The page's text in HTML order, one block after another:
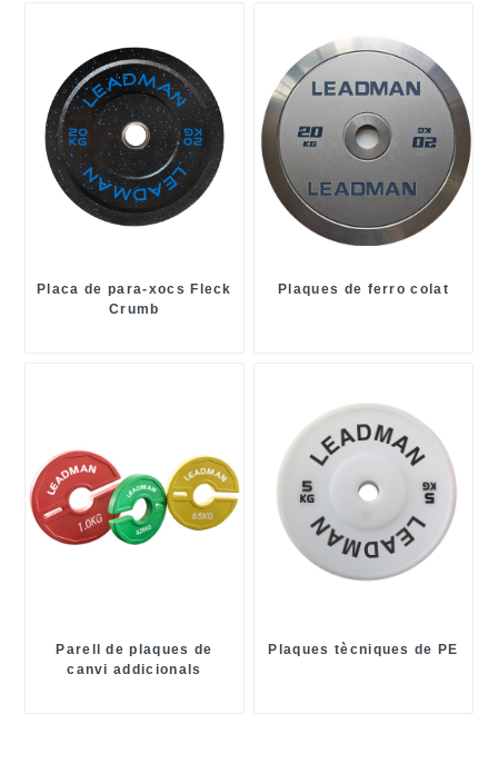
Placa de para-xocs Fleck
Crumb
Plaques de ferro colat
Parell de plaques de
canvi addicionals
Plaques tècniques de PE